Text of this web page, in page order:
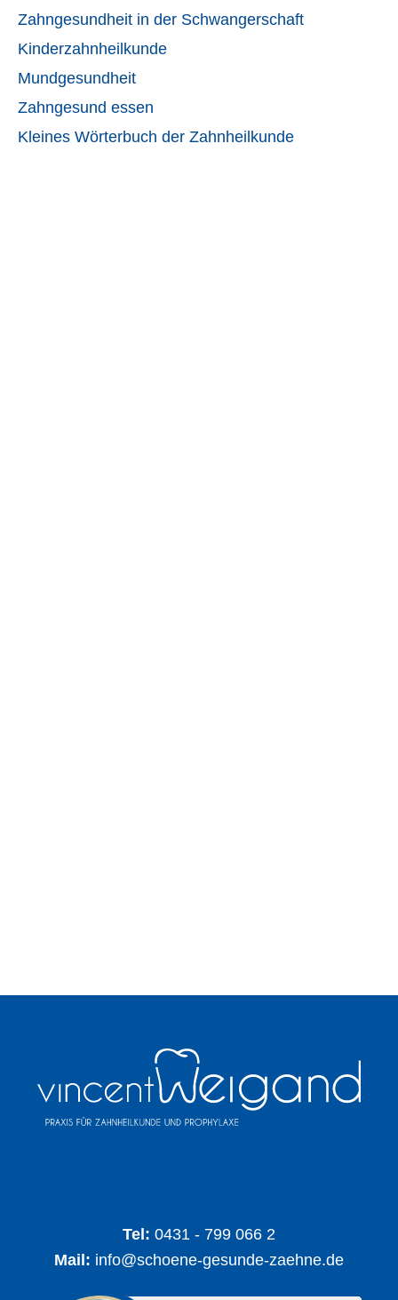
Zahngesundheit in der Schwangerschaft
Kinderzahnheilkunde
Mundgesundheit
Zahngesund essen
Kleines Wörterbuch der Zahnheilkunde
Tel: 0431 - 799 066 2
Mail: info@schoene-gesunde-zaehne.de